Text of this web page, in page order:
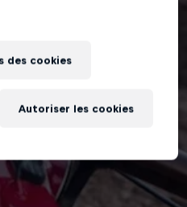
des cookies
Autoriser les cookies